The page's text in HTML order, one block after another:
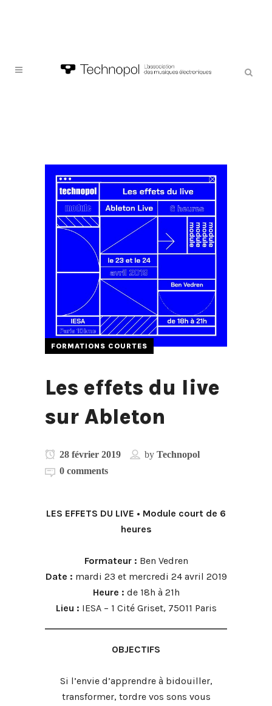
FORMATIONS COURTES
Les effets du live
sur Ableton
28 février 2019 by Technopol
0 comments
LES EFFETS DU LIVE • Module court de 6
heures
Formateur : Ben Vedren
Date : mardi 23 et mercredi 24 avril 2019
Heure : de 18h à 21h
Lieu : IESA – 1 Cité Griset, 75011 Paris
OBJECTIFS
Si l’envie d’apprendre à bidouiller,
transformer, tordre vos sons vous